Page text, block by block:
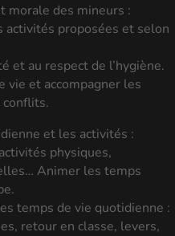
morale des mineurs :
activités proposées et selon
et au respect de l’hygiène.
vie et accompagner les
conflits.
et les activités :
physiques,
Animer les temps
temps de vie quotidienne :
retour en classe, levers,